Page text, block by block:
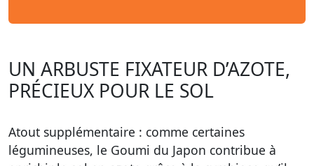
UN ARBUSTE FIXATEUR D’AZOTE,
PRÉCIEUX POUR LE SOL
Atout supplémentaire : comme certaines
légumineuses, le Goumi du Japon contribue à